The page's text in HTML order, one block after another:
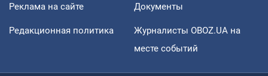
Реклама на сайте Документы
Редакционная политика
Журналисты OBOZ.UA на
месте событий